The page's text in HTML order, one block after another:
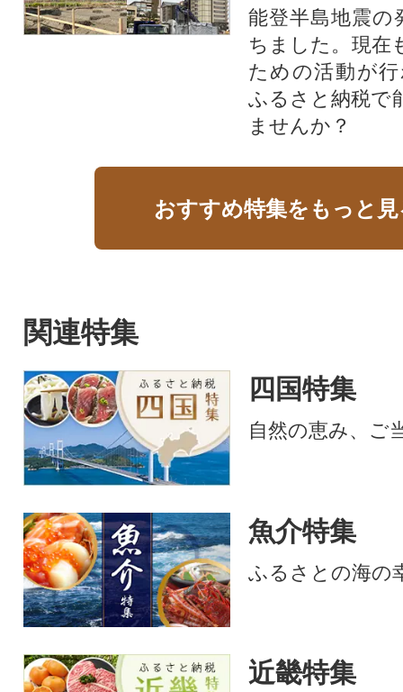
能登半島地震の
ちました。現在
ための活動が
ふるさと納税で
ませんか？
おすすめ特集をもっと
関連特集
四国特集
自然の恵み、ご
魚介特集
ふるさとの海の
近畿特集